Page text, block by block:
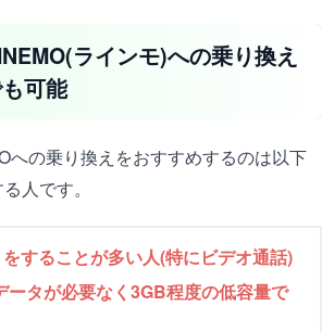
ラインモ)への乗り換え
可能
への乗り換えをおすすめするのは以下
人です。
することが多い人(特にビデオ通話)
ータが必要なく3GB程度の低容量で